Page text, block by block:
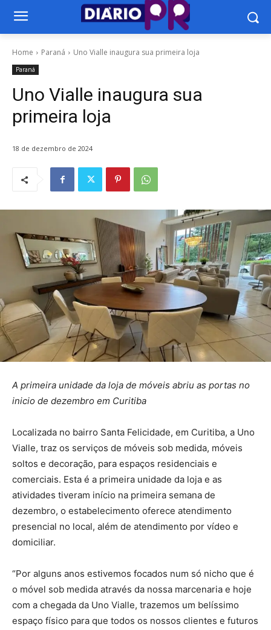
Home Paraná Uno Vialle inaugura sua primeira loja
Paraná
Uno Vialle inaugura sua
primeira loja
18 de dezembro de 2024
A primeira unidade da loja de móveis abriu as portas no
inicio de dezembro em Curitiba
Localizada no bairro Santa Felicidade, em Curitiba, a Uno
Vialle, traz os serviços de móveis sob medida, móveis
soltos e decoração, para espaços residenciais e
comerciais. Esta é a primeira unidade da loja e as
atividades tiveram início na primeira semana de
dezembro, o estabelecimento oferece atendimento
presencial no local, além de atendimento por vídeo e
domiciliar.
“Por alguns anos estivemos focados num só nicho que é
o móvel sob medida através da nossa marcenaria e hoje
com a chegada da Uno Vialle, trazemos um belíssimo
espaço físico para que todos os nossos clientes e futuros